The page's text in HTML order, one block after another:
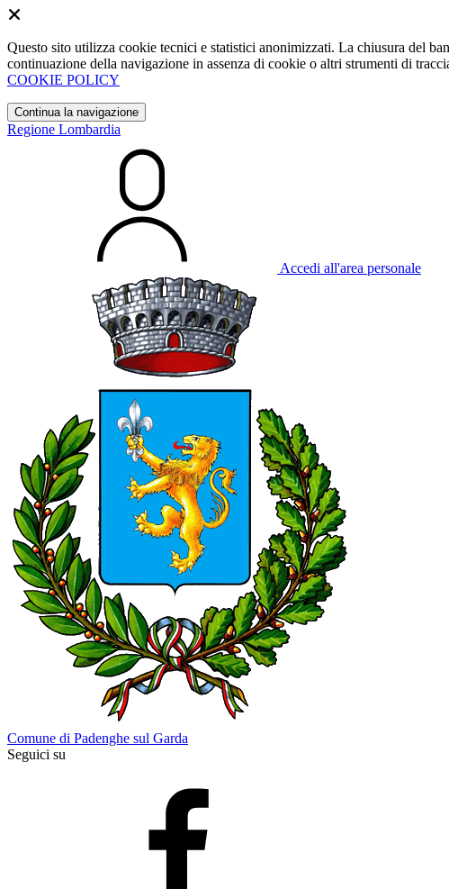
Questo sito utilizza cookie tecnici e statistici anonimizzati. La chiusura del
continuazione della navigazione in assenza di cookie o altri strumenti di
COOKIE POLICY
Continua la navigazione
Regione Lombardia
Accedi all'area personale
Comune di Padenghe sul Garda
Seguici su